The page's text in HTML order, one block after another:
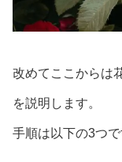
改めてここからは
を説明します。
手順は以下の3つで